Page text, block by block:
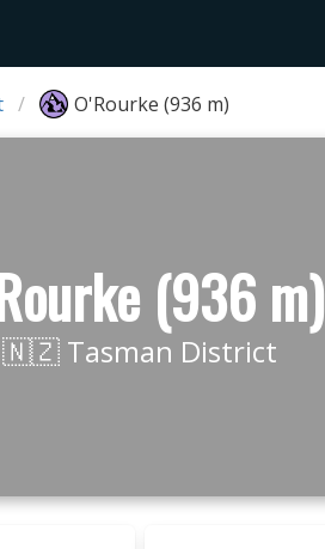
O'Rourke (936 m)
(936 m)
🇳🇿 Tasman District